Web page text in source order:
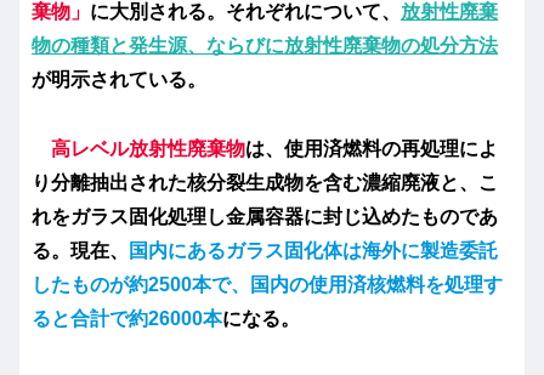
棄物」 に大別される。それぞれについて、 放射性廃棄
物の種類と発生源、ならびに放射性廃棄物の処分方法
が明示されている。
高レベル放射性廃棄物は、使用済燃料の再処理によ
り分離抽出された核分裂生成物を含む濃縮廃液と、こ
れをガラス固化処理し金属容器に封じ込めたものであ
る。現在、
国内にあるガラス固化体は海外に製造委託
したものが約2500本で、国内の使用済核燃料を処理す
ると合計で約26000本になる。